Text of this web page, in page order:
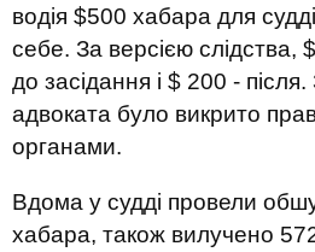
водія $500 хабара для
себе. За версією слідства,
до засідання і $ 200 -
адвоката було викрито
органами.
Вдома у судді провели
хабара, також вилучено